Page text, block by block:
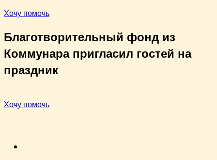
Хочу помочь
Благотворительный фонд из
Коммунара пригласил гостей на
праздник
Хочу помочь